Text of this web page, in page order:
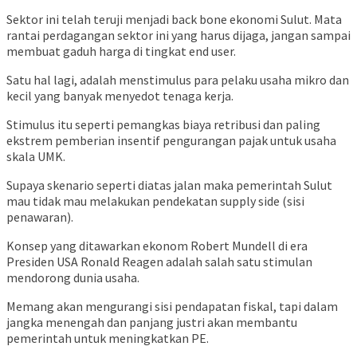
Sektor ini telah teruji menjadi back bone ekonomi Sulut. Mata
rantai perdagangan sektor ini yang harus dijaga, jangan sampai
membuat gaduh harga di tingkat end user.
Satu hal lagi, adalah menstimulus para pelaku usaha mikro dan
kecil yang banyak menyedot tenaga kerja.
Stimulus itu seperti pemangkas biaya retribusi dan paling
ekstrem pemberian insentif pengurangan pajak untuk usaha
skala UMK.
Supaya skenario seperti diatas jalan maka pemerintah Sulut
mau tidak mau melakukan pendekatan supply side (sisi
penawaran).
Konsep yang ditawarkan ekonom Robert Mundell di era
Presiden USA Ronald Reagen adalah salah satu stimulan
mendorong dunia usaha.
Memang akan mengurangi sisi pendapatan fiskal, tapi dalam
jangka menengah dan panjang justri akan membantu
pemerintah untuk meningkatkan PE.